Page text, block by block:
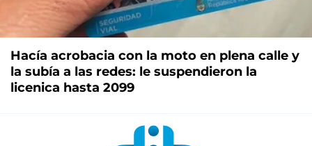
Hacía acrobacia con la moto en plena calle y
la subía a las redes: le suspendieron la
licenica hasta 2099